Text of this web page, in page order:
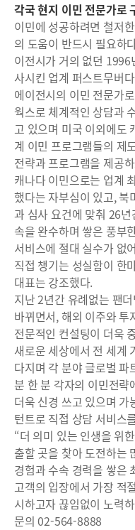
각국 현지 이민 전문가로
이민에 성공하려면 철저
의 도움이 반드시 필요하
이전시가 거의 없던
사시킨 업계 퍼스트무버
에이전시의 이민 전문가
웍스로 체계적인 상담과
고 있으며 미국 이외에도
계 이민 프로그램들의 제
전략과 프로그램을 제공
캐나다 이민으로는 업계
했다는 자부심이 있고, 북
과 심사 요건에 맞춰 26
속을 완수하며 쌓은 풍부
서비스에 절대 실수가 없
직접 챙기는 성실함이 한
대표는 강조했다.
지난 2년간 유례없는 팬
바뀌면서, 해외 이주와
전문적인 컨설팅이 더욱
새로운 세상에서 전 세계
다지며 각 분야 글로벌
분 한 분 각자의 이민전략
더욱 신경 쓰고 있으며 가
턴트로 직접 상담 서비스
“더 의미 있는 인생을 위
출할 곳을 찾아 도전하는
경험과 수속 경력을 쌓은
고객의 입장에서 가장 적
시하고자 끊임없이 노력
문의 02-564-8888